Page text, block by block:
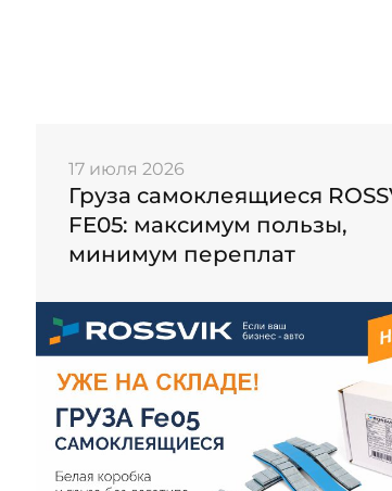
17 июля 2026
Груза самоклеящиеся
FE05: максимум пользы,
минимум переплат